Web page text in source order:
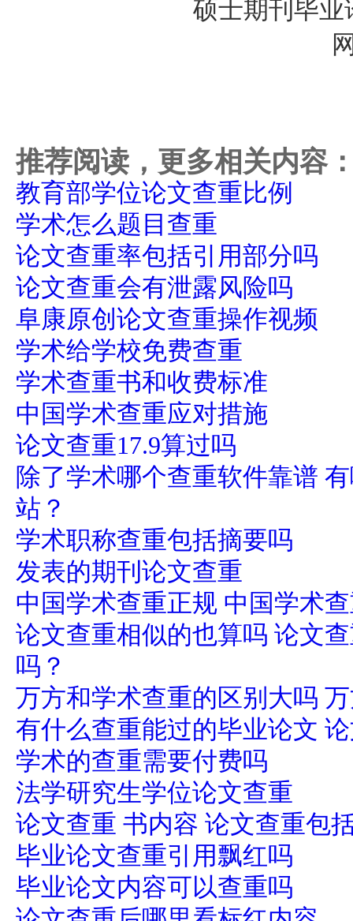
推荐阅读，更多相关内容
教育部学位论文查重比例
学术怎么题目查重
论文查重率包括引用部分吗
论文查重会有泄露风险吗
阜康原创论文查重操作视频
学术给学校免费查重
学术查重书和收费标准
中国学术查重应对措施
论文查重17.9算过吗
除了学术哪个查重软件靠谱
站？
学术职称查重包括摘要吗
发表的期刊论文查重
中国学术查重正规 中国学术
论文查重相似的也算吗 论文
吗？
万方和学术查重的区别大吗
有什么查重能过的毕业论文
学术的查重需要付费吗
法学研究生学位论文查重
论文查重 书内容 论文查重包
毕业论文查重引用飘红吗
毕业论文内容可以查重吗